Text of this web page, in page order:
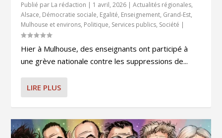
Publié par La rédaction | 1 avril, 2026 |Actualités régionales,
Alsace, Démocratie sociale, Egalité, Enseignement, Grand-Est,
Mulhouse et environs, Politique, Services publics, Société |
Hier à Mulhouse, des enseignants ont participé à
une grève nationale contre les suppressions de...
LIRE PLUS